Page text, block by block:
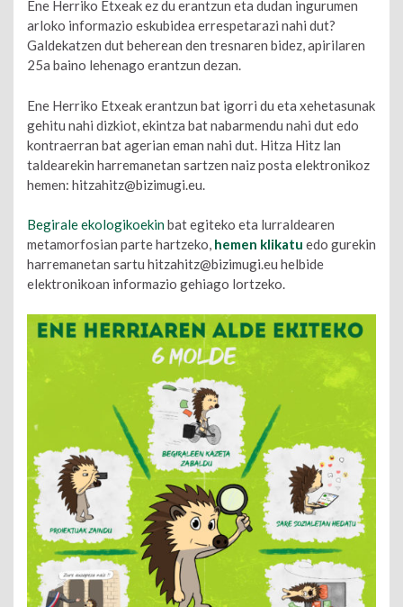
Ene Herriko Etxeak ez du erantzun eta dudan ingurumen
arloko informazio eskubidea errespetarazi nahi dut?
Galdekatzen dut beherean den tresnaren bidez, apirilaren
25a baino lehenago erantzun dezan.
Ene Herriko Etxeak erantzun bat igorri du eta xehetasunak
gehitu nahi dizkiot, ekintza bat nabarmendu nahi dut edo
kontraerran bat agerian eman nahi dut. Hitza Hitz lan
taldearekin harremanetan sartzen naiz posta elektronikoz
hemen: hitzahitz@bizimugi.eu.
Begirale ekologikoekinbat egiteko eta lurraldearen
metamorfosian parte hartzeko, hemen klikatu edo gurekin
harremanetan sartu hitzahitz@bizimugi.eu helbide
elektronikoan informazio gehiago lortzeko.